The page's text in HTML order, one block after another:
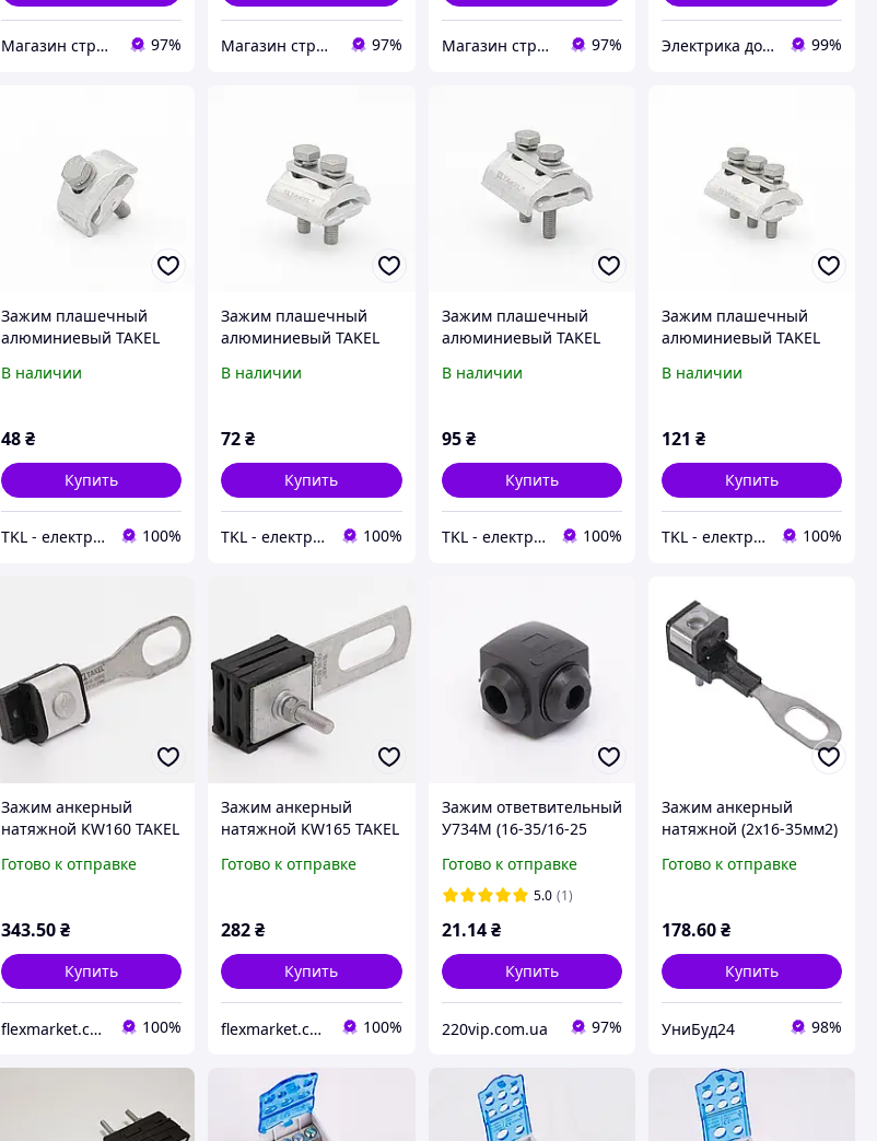
Магазин строительных материалов "СТРОИМ ВМЕСТЕ" 97% Магазин строительных материалов "СТРОИМ ВМЕСТЕ" 97% Магазин строительных материалов "СТРОИМ ВМЕСТЕ" 97% Электрика до мелочей 99%
Зажим плашечный
алюминиевый TAKEL
(517700)
В наличии
48₴
Купить
TKL - електрообладнання 100%
Зажим плашечный
алюминиевый TAKEL
(517705)
В наличии
72₴
Купить
TKL - електрообладнання 100%
Зажим плашечный
алюминиевый TAKEL
(517706)
В наличии
95 ₴
Купить
TKL - електрообладнання 100%
Зажим плашечный
алюминиевый TAKEL
(517710)
В наличии
121 ₴
Купить
TKL - електрообладнання 100%
Зажим анкерный
натяжной KW160 TAKEL
Готово к отправке
343.50₴
Купить
flexmarket.com.ua 100%
Зажим анкерный
натяжной KW165 TAKEL
Готово к отправке
282₴
Купить
flexmarket.com.ua 100%
Зажим ответвительный
У734М (16-35/16-25
кабельный
разветвитель 503572
Готово к отправке
5.0 (1)
21.14 ₴
Купить
220vip.com.ua 97%
Зажим анкерный
натяжной (2х16-35мм2)
Готово к отправке
178.60₴
Купить
УниБуд24 98%